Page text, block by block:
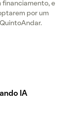
financiamento, e
por um
IA